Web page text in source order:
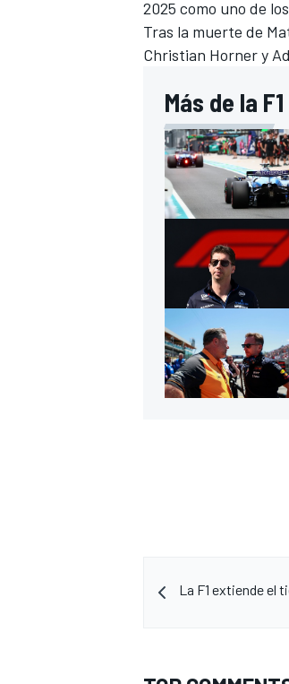
2025 como uno de
Tras la muerte de
Christian Horner y
Más de la F1
La F1 extiende el